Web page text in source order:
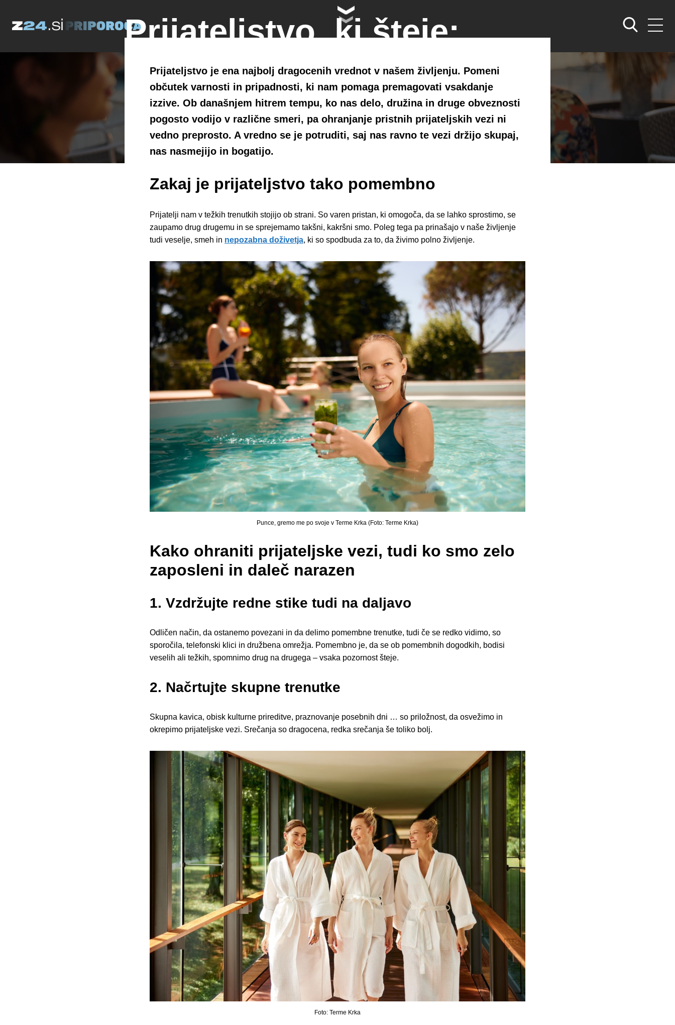
Prijateljstvo, ki šteje:
Kako ohraniti vezi kljub
hitremu tempu in razdalji
29. septembra, 2025 -
Prijateljstvo je ena najbolj dragocenih vrednot v našem življenju. Pomeni
občutek varnosti in pripadnosti, ki nam pomaga premagovati vsakdanje
izzive. Ob današnjem hitrem tempu, ko nas delo, družina in druge obveznosti
pogosto vodijo v različne smeri, pa ohranjanje pristnih prijateljskih vezi ni
vedno preprosto. A vredno se je potruditi, saj nas ravno te vezi držijo skupaj,
nas nasmejijo in bogatijo.
Zakaj je prijateljstvo tako pomembno
Prijatelji nam v težkih trenutkih stojijo ob strani. So varen pristan, ki omogoča, da se lahko sprostimo, se
zaupamo drug drugemu in se sprejemamo takšni, kakršni smo. Poleg tega pa prinašajo v naše življenje
tudi veselje, smeh in nepozabna doživetja, ki so spodbuda za to, da živimo polno življenje.
Punce, gremo me po svoje v Terme Krka (Foto: Terme Krka)
Kako ohraniti prijateljske vezi, tudi ko smo zelo
zaposleni in daleč narazen
1. Vzdržujte redne stike tudi na daljavo
Odličen način, da ostanemo povezani in da delimo pomembne trenutke, tudi če se redko vidimo, so
sporočila, telefonski klici in družbena omrežja. Pomembno je, da se ob pomembnih dogodkih, bodisi
veselih ali težkih, spomnimo drug na drugega – vsaka pozornost šteje.
2. Načrtujte skupne trenutke
Skupna kavica, obisk kulturne prireditve, praznovanje posebnih dni … so priložnost, da osvežimo in
okrepimo prijateljske vezi. Srečanja so dragocena, redka srečanja še toliko bolj.
Foto: Terme Krka